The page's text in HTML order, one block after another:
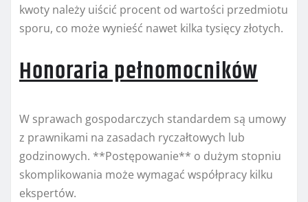
kwoty należy uiścić procent od wartości przedmiotu
sporu, co może wynieść nawet kilka tysięcy złotych.
Honoraria pełnomocników
W sprawach gospodarczych standardem są umowy
z prawnikami na zasadach ryczałtowych lub
godzinowych. **Postępowanie** o dużym stopniu
skomplikowania może wymagać współpracy kilku
ekspertów.